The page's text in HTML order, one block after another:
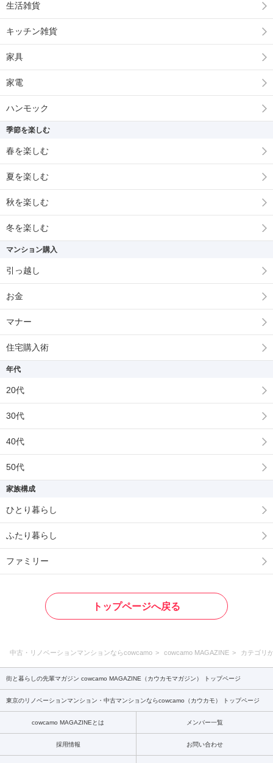
生活雑貨
キッチン雑貨
家具
家電
ハンモック
季節を楽しむ
春を楽しむ
夏を楽しむ
秋を楽しむ
冬を楽しむ
マンション購入
引っ越し
お金
マナー
住宅購入術
年代
20代
30代
40代
50代
家族構成
ひとり暮らし
ふたり暮らし
ファミリー
トップページへ戻る
中古・リノベーションマンションならcowcamo cowcamo MAGAZINE カテゴリ
街と暮らしの先輩マガジン cowcamo MAGAZINE（カウカモマガジン） トップページ
東京のリノベーションマンション・中古マンションならcowcamo（カウカモ） トップページ
cowcamo MAGAZINEとは メンバー一覧
採用情報 お問い合わせ